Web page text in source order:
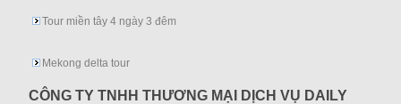
Tour miền tây 4 ngày 3 đêm
Mekong delta tour
CÔNG TY TNHH THƯƠNG MẠI DỊCH VỤ DAILY